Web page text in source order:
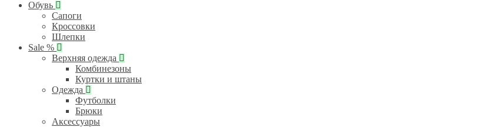
Обувь
Сапоги
Кроссовки
Шлепки
Sale %
Верхняя одежда
Комбинезоны
Куртки и штаны
Одежда
Футболки
Брюки
Аксессуары